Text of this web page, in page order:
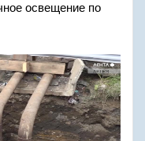
освещение по